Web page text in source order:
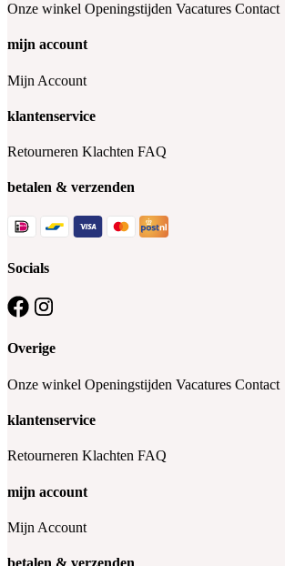
Onze winkel Openingstijden Vacatures Contact
mijn account
Mijn Account
klantenservice
Retourneren Klachten FAQ
betalen & verzenden
Socials
Overige
Onze winkel Openingstijden Vacatures Contact
klantenservice
Retourneren Klachten FAQ
mijn account
Mijn Account
betalen & verzenden